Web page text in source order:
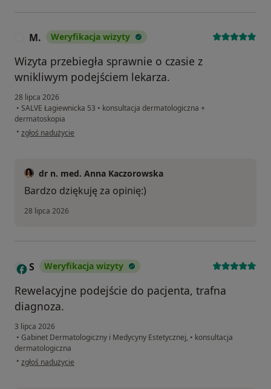
M. Weryfikacja wizyty
Wizyta przebiegła sprawnie o czasie z
wnikliwym podejściem lekarza.
28 lipca 2026
• SALVE Łagiewnicka 53 • konsultacja dermatologiczna +
dermatoskopia
• w opinii użytkownika M.
zgłoś nadużycie
dr n. med. Anna Kaczorowska
Bardzo dziękuję za opinię:)
28 lipca 2026
S Weryfikacja wizyty
Rewelacyjne podejście do pacjenta, trafna
diagnoza.
3 lipca 2026
• Gabinet Dermatologiczny i Medycyny Estetycznej, • konsultacja
dermatologiczna
• w opinii użytkownika S
zgłoś nadużycie